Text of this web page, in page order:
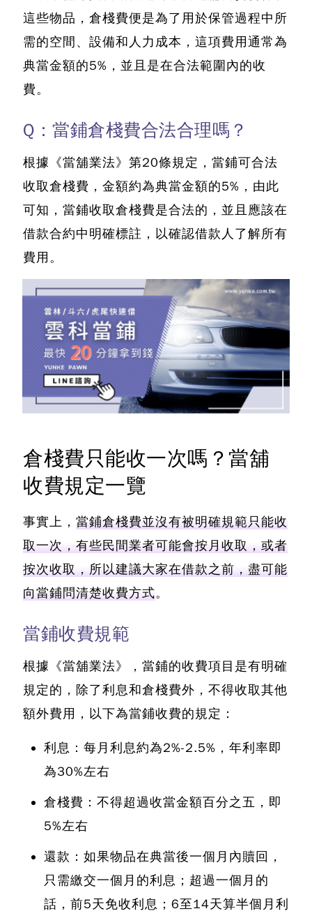
這些物品， 倉棧費便是為了用於保管過程中所
需的空間、設備和人力成本，這項費用通常為
典當金額的5% ，並且是在合法範圍內的收
費。
Q：當鋪倉棧費合法合理嗎？
根據《當舖業法》第20條規定，當鋪可合法
收取倉棧費，金額約為典當金額的5%，由此
可知，當鋪收取倉棧費是合法的 ，並且應該在
借款合約中明確標註，以確認借款人了解所有
費用。
倉棧費只能收一次嗎？當舖
收費規定一覽
事實上， 當鋪倉棧費並沒有被明確規範只能收
取一次，有些民間業者可能會按月收取，或者
按次收取，所以建議大家在借款之前，盡可能
向當鋪問清楚收費方式。
當鋪收費規範
根據《當舖業法》，當鋪的收費項目是有明確
規定的，除了利息和倉棧費外，不得收取其他
額外費用，以下為當鋪收費的規定：
利息：每月利息約為2%-2.5%，年利率即
為30%左右
倉棧費：不得超過收當金額百分之五，即
5%左右
還款：如果物品在典當後一個月內贖回，
只需繳交一個月的利息；超過一個月的
話，前5天免收利息；6至14天算半個月利